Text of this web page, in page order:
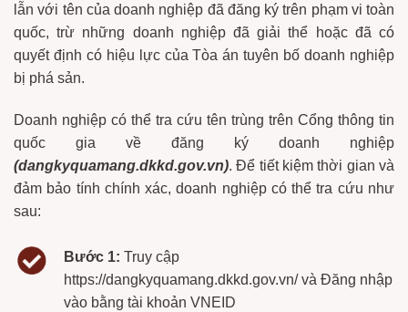
lẫn với tên của doanh nghiệp đã đăng ký trên phạm vi toàn
quốc, trừ những doanh nghiệp đã giải thể hoặc đã có
quyết định có hiệu lực của Tòa án tuyên bố doanh nghiệp
bị phá sản.
Doanh nghiệp có thể tra cứu tên trùng trên Cổng thông tin
quốc gia về đăng ký doanh nghiệp
(dangkyquamang.dkkd.gov.vn). Để tiết kiệm thời gian và
đảm bảo tính chính xác, doanh nghiệp có thể tra cứu như
sau:
Bước 1: Truy cập
https://dangkyquamang.dkkd.gov.vn/ và Đăng nhập
vào bằng tài khoản VNEID